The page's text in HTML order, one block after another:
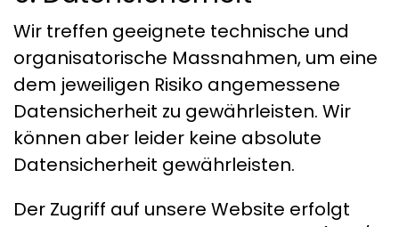
Wir treffen geeignete technische und
organisatorische Massnahmen, um eine
dem jeweiligen Risiko angemessene
Datensicherheit zu gewährleisten. Wir
können aber leider keine absolute
Datensicherheit gewährleisten.
Der Zugriff auf unsere Website erfolgt